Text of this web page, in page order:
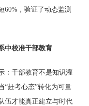
60%，验证了动态监测
中校准干部教育
干部教育不是知识灌
“赶考心态”转化为可量
伍才能真正建立与时代